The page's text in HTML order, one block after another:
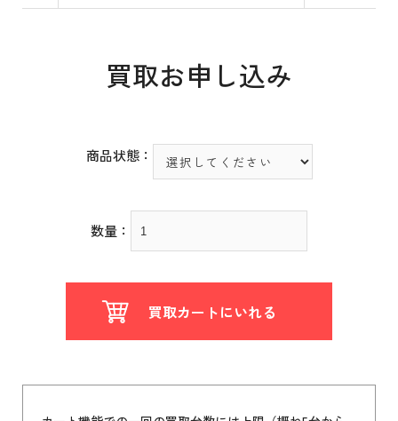
買取お申し込み
商品状態：
数量：
買取カートにいれる